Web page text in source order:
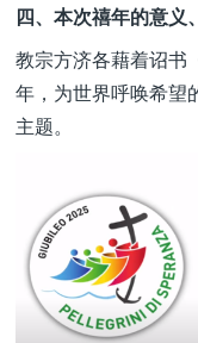
四、本次禧年的意义
教宗方济各藉着诏书
年，为世界呼唤希望
主题。